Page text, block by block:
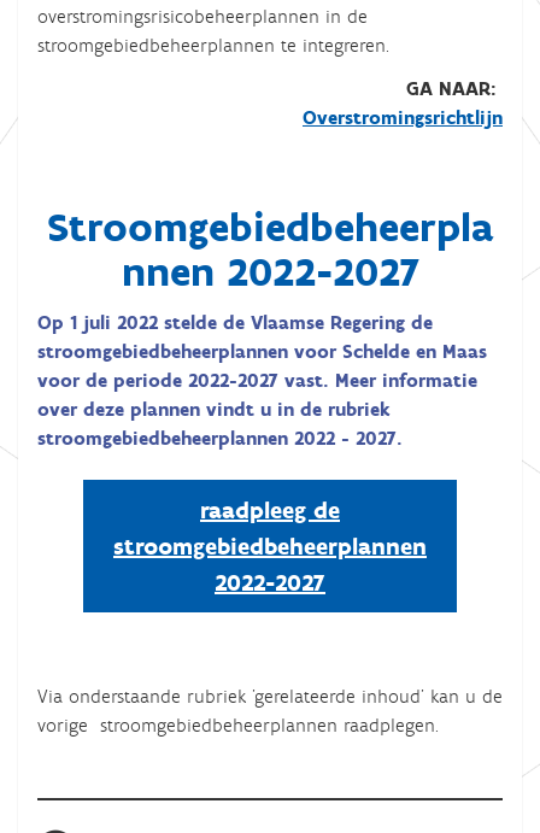
overstromingsrisicobeheerplannen in de
stroomgebiedbeheerplannen te integreren.
GA NAAR:
Overstromingsrichtlijn
Stroomgebiedbeheerpla
nnen 2022-2027
Op 1 juli 2022 stelde de Vlaamse Regering de
stroomgebiedbeheerplannen voor Schelde en Maas
voor de periode 2022-2027 vast. Meer informatie
over deze plannen vindt u in de rubriek
stroomgebiedbeheerplannen 2022 - 2027.
raadpleeg de
stroomgebiedbeheerplannen
2022-2027
Via onderstaande rubriek 'gerelateerde inhoud' kan u de
vorige stroomgebiedbeheerplannen raadplegen.